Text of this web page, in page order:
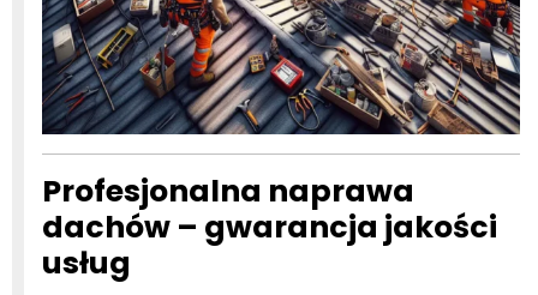
Profesjonalna naprawa
dachów – gwarancja jakości
usług